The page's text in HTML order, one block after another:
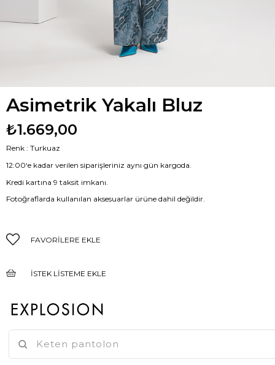
Asimetrik Yakalı Bluz
₺1.669,00
Renk : Turkuaz
12:00‘e kadar verilen siparişleriniz aynı gün kargoda.
Kredi kartına 9 taksit imkanı.
Fotoğraflarda kullanılan aksesuarlar ürüne dahil değildir.
FAVORILERE EKLE
İSTEK LISTEME EKLE